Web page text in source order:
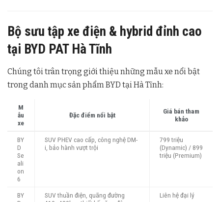
Bộ sưu tập xe điện & hybrid đỉnh cao
tại BYD PAT Hà Tĩnh
Chúng tôi trân trọng giới thiệu những mẫu xe nổi bật
trong danh mục sản phẩm BYD tại Hà Tĩnh:
M
ẫu
xe
Đặc điểm nổi bật
Giá bán tham
khảo
BY
D
Se
ali
on
6
SUV PHEV cao cấp, công nghệ DM-
i, bảo hành vượt trội
799 triệu
(Dynamic) / 899
triệu (Premium)
BY
SUV thuần điện, quãng đường
Liên hệ đại lý